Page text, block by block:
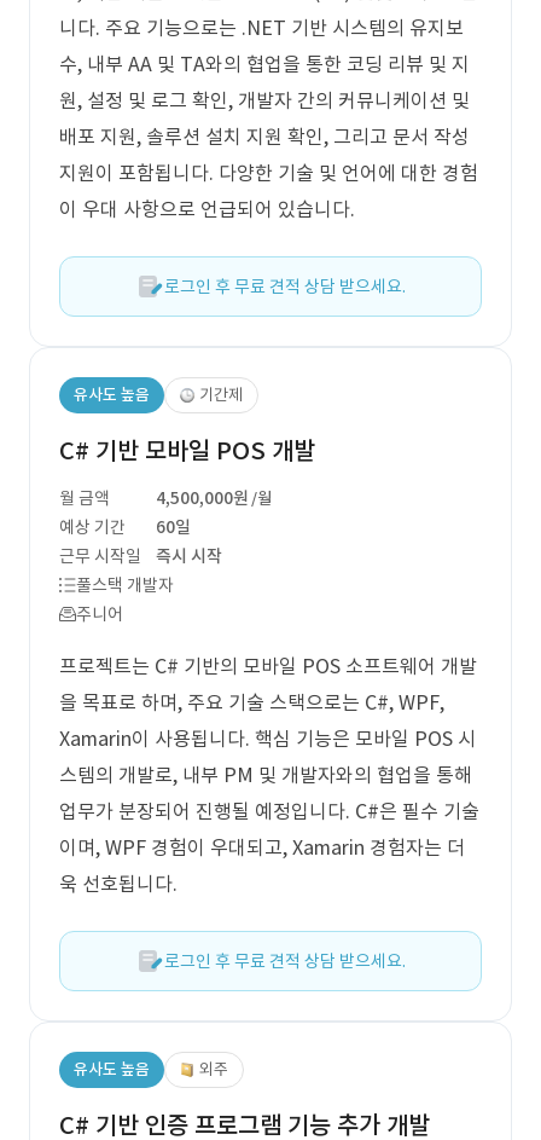
니다. 주요 기능으로는 .NET 기반 시스템의 유지보
수, 내부 AA 및 TA와의 협업을 통한 코딩 리뷰 및 지
원, 설정 및 로그 확인, 개발자 간의 커뮤니케이션 및
배포 지원, 솔루션 설치 지원 확인, 그리고 문서 작성
지원이 포함됩니다. 다양한 기술 및 언어에 대한 경험
이 우대 사항으로 언급되어 있습니다.
로그인 후 무료 견적 상담 받으세요.
유사도 높음 기간제
C# 기반 모바일 POS 개발
월 금액 4,500,000원 /월
예상 기간
60일
근무 시작일
즉시 시작
풀스택 개발자
주니어
프로젝트는 C# 기반의 모바일 POS 소프트웨어 개발
을 목표로 하며, 주요 기술 스택으로는 C#, WPF,
Xamarin이 사용됩니다. 핵심 기능은 모바일 POS 시
스템의 개발로, 내부 PM 및 개발자와의 협업을 통해
업무가 분장되어 진행될 예정입니다. C#은 필수 기술
이며, WPF 경험이 우대되고, Xamarin 경험자는 더
욱 선호됩니다.
로그인 후 무료 견적 상담 받으세요.
유사도 높음 외주
C# 기반 인증 프로그램 기능 추가 개발